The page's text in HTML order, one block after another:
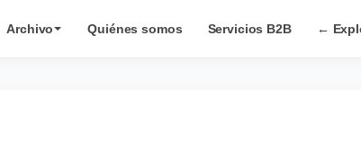
Archivo Quiénes somos Servicios B2B ←